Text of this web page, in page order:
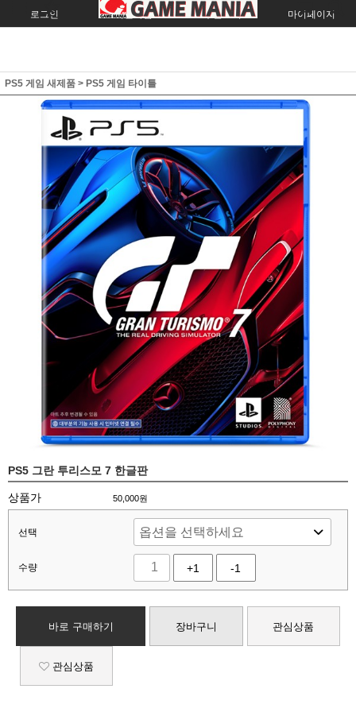
로그인 회원가입 주문조회 마이페이지
PS5 게임 새제품 > PS5 게임 타이틀
PS5 그란 투리스모 7 한글판
상품가 50,000원
선택
수량 +1 -1
바로 구매하기 장바구니 관심상품
관심상품